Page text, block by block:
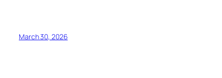
March 30, 2026